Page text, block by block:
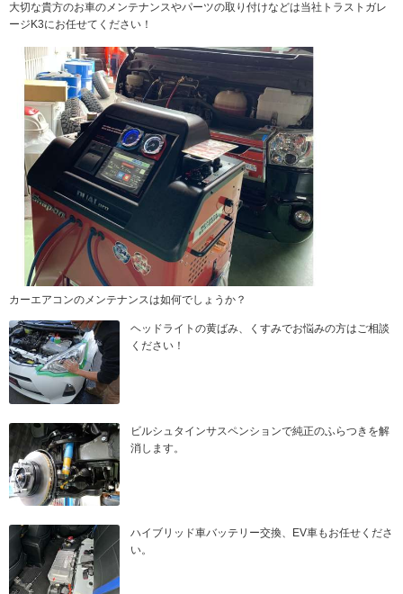
大切な貴方のお車のメンテナンスやパーツの取り付けなどは当社トラストガレ
ージK3にお任せてください！
カーエアコンのメンテナンスは如何でしょうか？
ヘッドライトの黄ばみ、くすみでお悩みの方はご相談
ください！
ビルシュタインサスペンションで純正のふらつきを解
消します。
ハイブリッド車バッテリー交換、EV車もお任せくださ
い。